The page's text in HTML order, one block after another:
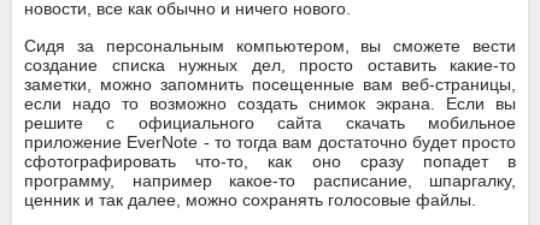
новости, все как обычно и ничего нового.
Сидя за персональным компьютером, вы сможете вести
создание списка нужных дел, просто оставить какие-то
заметки, можно запомнить посещенные вам веб-страницы,
если надо то возможно создать снимок экрана. Если вы
решите с официального сайта скачать мобильное
приложение EverNote - то тогда вам достаточно будет просто
сфотографировать что-то, как оно сразу попадет в
программу, например какое-то расписание, шпаргалку,
ценник и так далее, можно сохранять голосовые файлы.